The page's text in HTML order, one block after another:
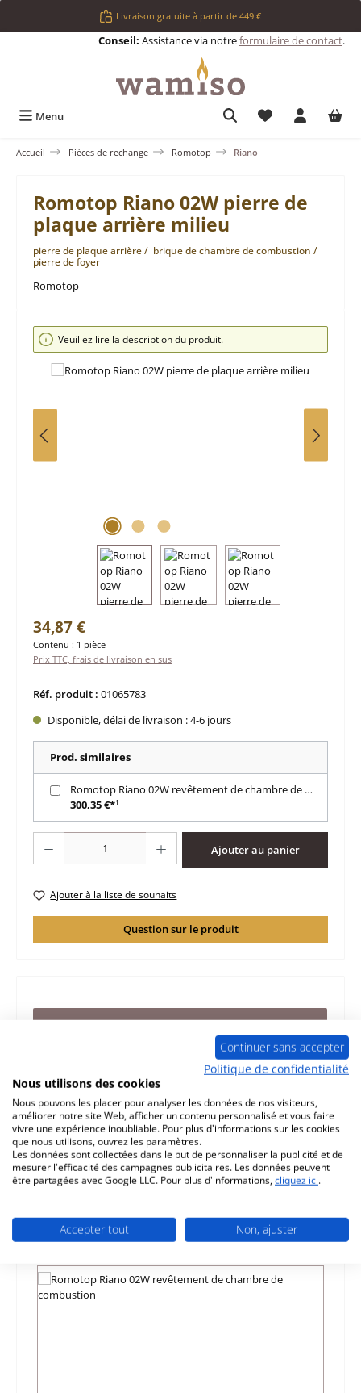
Passer au contenu principalLivraison gratuite à partir de 449 €
Conseil: Assistance via notreformulaire de contact.
Menu Vous avez 0
Accueil Pièces de rechange Romotop Riano
Romotop Riano 02W pierre de
plaque arrière milieu
pierre de plaque arrière / brique de chambre de combustion /
pierre de foyer
Romotop
Ignorer la galerie d'images
Veuillez lire la description du produit.
Prix régulier :
34,87 €
Contenu : 1 pièce
Prix TTC, frais de livraison en sus
Réf. produit : 01065783
Disponible, délai de livraison : 4-6 jours
Prod. similaires
Romotop Riano 02W revêtement de chambre de combustion
300,35 €*¹
Ajouter au panier
Ajouter à la liste de souhaits
Question sur le produit
Description
d‘origine pierre de plaque arrière milieu pour le poêle
Romotop Riano 02W Romotop Riano 02W pierre de
plaque arrière milieu…
Caractéristiques
Informations sur la sécurité du produit
Continuer sans accepter
Politique de confidentialité
Nous utilisons des cookies
Nous pouvons les placer pour analyser les données de nos visiteurs,
améliorer notre site Web, afficher un contenu personnalisé et vous faire
vivre une expérience inoubliable. Pour plus d'informations sur les cookies
que nous utilisons, ouvrez les paramètres.
Les données sont collectées dans le but de personnaliser la publicité et de
mesurer l'efficacité des campagnes publicitaires. Les données peuvent
être partagées avec Google LLC. Pour plus d'informations, cliquez ici.
Accepter tout Non, ajuster